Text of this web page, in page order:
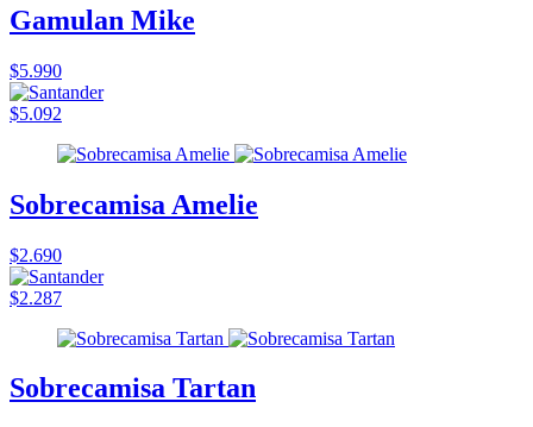
Gamulan Mike
$5.990
$5.092
Sobrecamisa Amelie
$2.690
$2.287
Sobrecamisa Tartan